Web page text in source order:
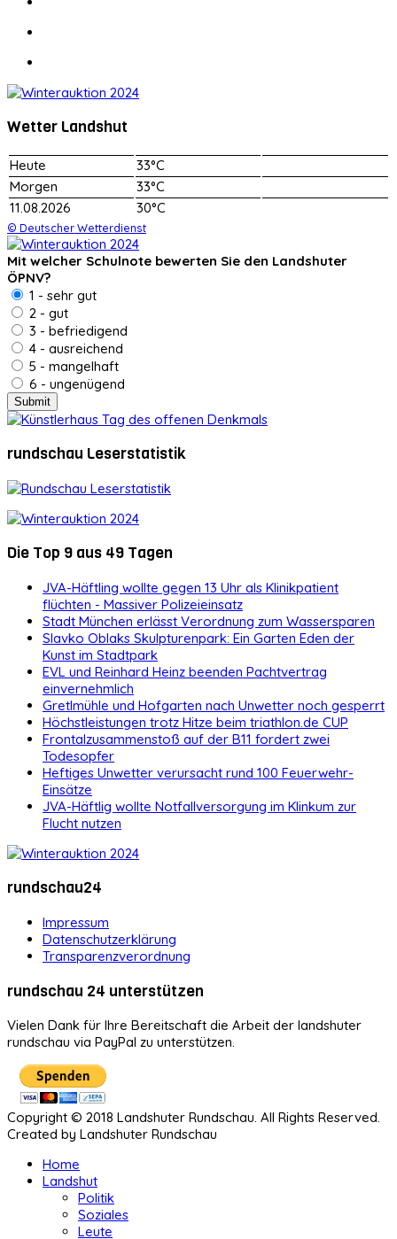
Wetter Landshut
Heute
33°C
Morgen
33°C
11.08.2026
30°C
© Deutscher Wetterdienst
Mit welcher Schulnote bewerten Sie den Landshuter
ÖPNV?
1 - sehr gut
2 - gut
3 - befriedigend
4 - ausreichend
5 - mangelhaft
6 - ungenügend
rundschau Leserstatistik
Die Top 9 aus 49 Tagen
JVA-Häftling wollte gegen 13 Uhr als Klinikpatient
flüchten - Massiver Polizeieinsatz
Stadt München erlässt Verordnung zum Wassersparen
Slavko Oblaks Skulpturenpark: Ein Garten Eden der
Kunst im Stadtpark
EVL und Reinhard Heinz beenden Pachtvertrag
einvernehmlich
Gretlmühle und Hofgarten nach Unwetter noch gesperrt
Höchstleistungen trotz Hitze beim triathlon.de CUP
Frontalzusammenstoß auf der B11 fordert zwei
Todesopfer
Heftiges Unwetter verursacht rund 100 Feuerwehr-
Einsätze
JVA-Häftlig wollte Notfallversorgung im Klinkum zur
Flucht nutzen
rundschau24
Impressum
Datenschutzerklärung
Transparenzverordnung
rundschau 24 unterstützen
Vielen Dank für Ihre Bereitschaft die Arbeit der landshuter
rundschau via PayPal zu unterstützen.
Copyright © 2018 Landshuter Rundschau. All Rights Reserved.
Created by Landshuter Rundschau
Home
Landshut
Politik
Soziales
Leute